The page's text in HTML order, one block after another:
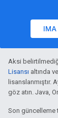
Aksi
Lisansı altında
lisanslanmıştır.
göz atın. Java,
Son güncelleme